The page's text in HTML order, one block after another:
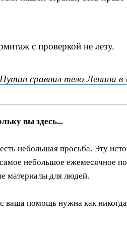
с проверкой не лезу.
сравнил тело Ленина в
вы здесь...
небольшая просьба. Эту
небольшое ежемесячное
материалы для людей.
ваша помощь нужна как